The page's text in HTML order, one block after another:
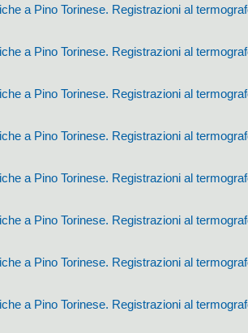
a Pino Torinese. Registrazioni al
a Pino Torinese. Registrazioni al
a Pino Torinese. Registrazioni al
a Pino Torinese. Registrazioni al
a Pino Torinese. Registrazioni al
a Pino Torinese. Registrazioni al
a Pino Torinese. Registrazioni al
a Pino Torinese. Registrazioni al